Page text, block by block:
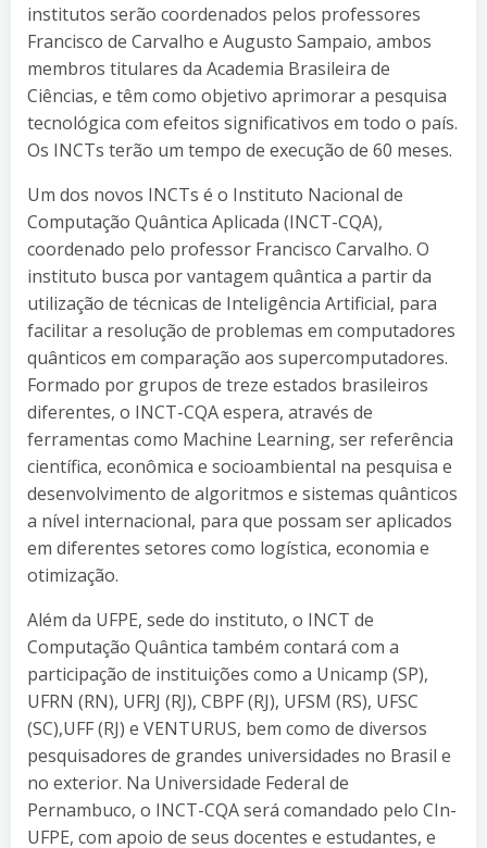
institutos serão coordenados pelos professores
Francisco de Carvalho e Augusto Sampaio, ambos
membros titulares da Academia Brasileira de
Ciências, e têm como objetivo aprimorar a pesquisa
tecnológica com efeitos significativos em todo o país.
Os INCTs terão um tempo de execução de 60 meses.
Um dos novos INCTs é o Instituto Nacional de
Computação Quântica Aplicada (INCT-CQA),
coordenado pelo professor Francisco Carvalho. O
instituto busca por vantagem quântica a partir da
utilização de técnicas de Inteligência Artificial, para
facilitar a resolução de problemas em computadores
quânticos em comparação aos supercomputadores.
Formado por grupos de treze estados brasileiros
diferentes, o INCT-CQA espera, através de
ferramentas como Machine Learning, ser referência
científica, econômica e socioambiental na pesquisa e
desenvolvimento de algoritmos e sistemas quânticos
a nível internacional, para que possam ser aplicados
em diferentes setores como logística, economia e
otimização.
Além da UFPE, sede do instituto, o INCT de
Computação Quântica também contará com a
participação de instituições como a Unicamp (SP),
UFRN (RN), UFRJ (RJ), CBPF (RJ), UFSM (RS), UFSC
(SC),UFF (RJ) e VENTURUS, bem como de diversos
pesquisadores de grandes universidades no Brasil e
no exterior. Na Universidade Federal de
Pernambuco, o INCT-CQA será comandado pelo CIn-
UFPE, com apoio de seus docentes e estudantes, e